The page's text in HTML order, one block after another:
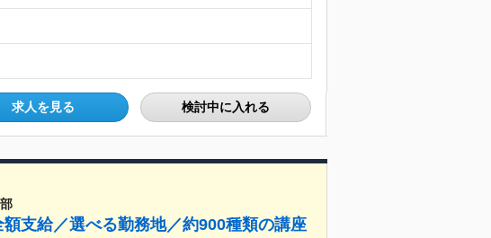
求人を見る 検討中に入れる
支給／選べる勤務地／約900種類の講座